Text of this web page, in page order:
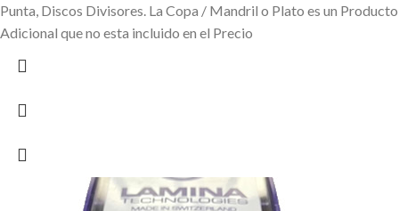
Punta, Discos Divisores. La Copa / Mandril o Plato es un Producto
Adicional que no esta incluido en el Precio